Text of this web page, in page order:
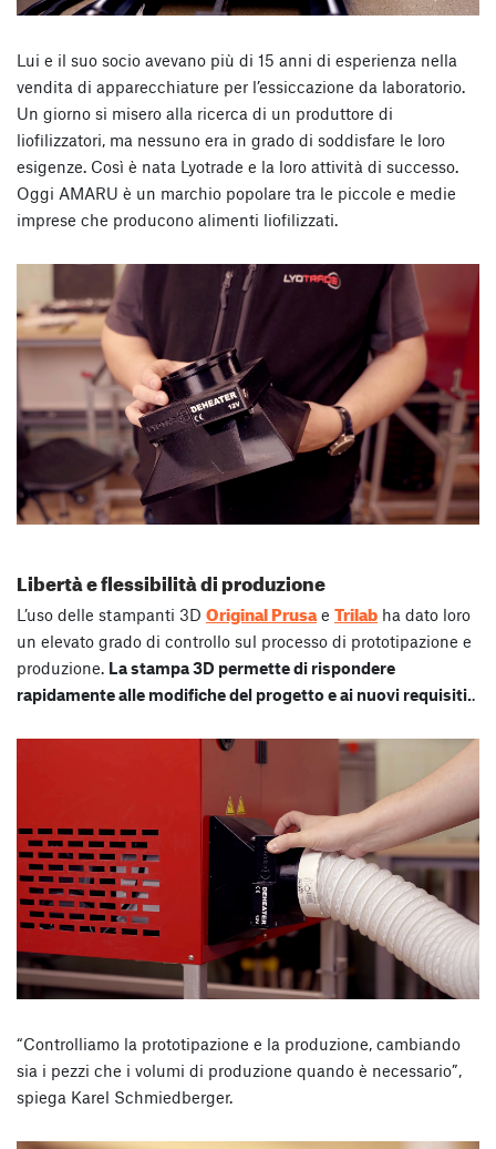
Lui e il suo socio avevano più di 15 anni di esperienza nella
vendita di apparecchiature per l’essiccazione da laboratorio.
Un giorno si misero alla ricerca di un produttore di
liofilizzatori, ma nessuno era in grado di soddisfare le loro
esigenze. Così è nata Lyotrade e la loro attività di successo.
Oggi AMARU è un marchio popolare tra le piccole e medie
imprese che producono alimenti liofilizzati.
Libertà e flessibilità di produzione
L’uso delle stampanti 3D Original Prusae Trilab ha dato loro
un elevato grado di controllo sul processo di prototipazione e
produzione. La stampa 3D permette di rispondere
rapidamente alle modifiche del progetto e ai nuovi requisiti..
“Controlliamo la prototipazione e la produzione, cambiando
sia i pezzi che i volumi di produzione quando è necessario”,
spiega Karel Schmiedberger.